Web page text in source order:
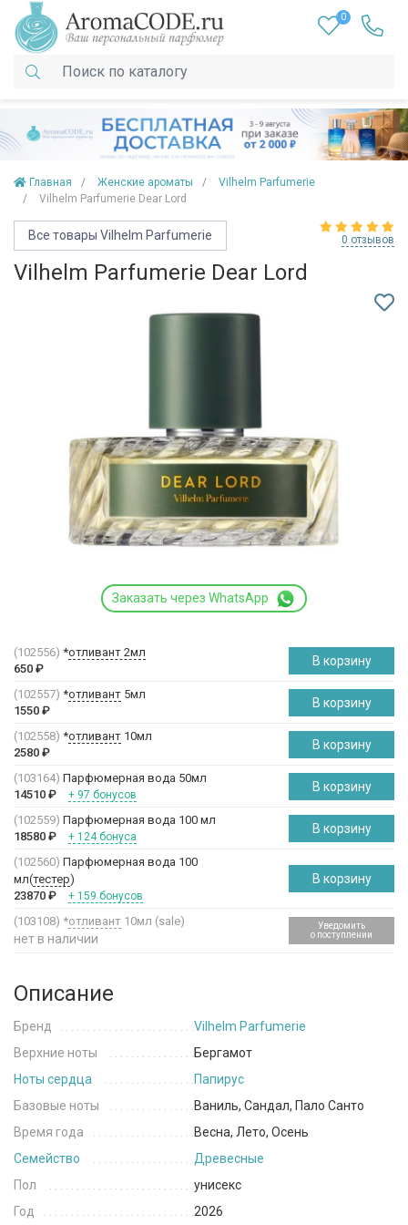
0
Главная Женские ароматы
Vilhelm Parfumerie
Vilhelm Parfumerie Dear Lord
Все товары Vilhelm Parfumerie 0 отзывов
Vilhelm Parfumerie Dear Lord
Заказать через WhatsApp
(102556) *отливант 2мл
650 ₽
В корзину
(102557) *отливант 5мл
1550 ₽
В корзину
(102558) *отливант 10мл
2580 ₽
В корзину
(103164) Парфюмерная вода 50мл
14510 ₽ + 97 бонусов
В корзину
(102559) Парфюмерная вода 100 мл
18580 ₽ + 124 бонуса
В корзину
(102560) Парфюмерная вода 100
мл(тестер)
23870 ₽ + 159 бонусов
В корзину
(103108) *отливант 10мл (sale)
нет в наличии
Уведомить
о поступлении
Описание
Бренд
Vilhelm Parfumerie
Верхние ноты
Бергамот
Ноты сердца
Папирус
Базовые ноты
Ваниль, Сандал, Пало Санто
Время года
Весна, Лето, Осень
Семейство
Древесные
Пол
унисекс
Год
2026